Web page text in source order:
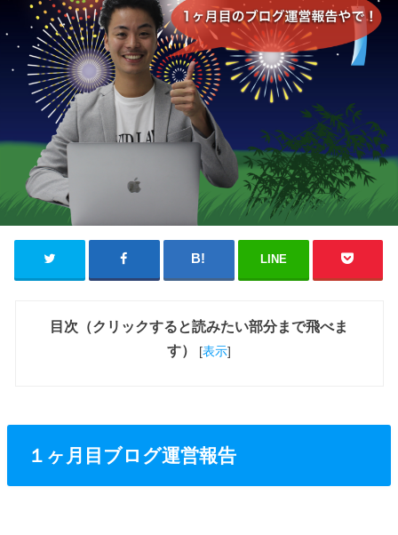
LINE
目次（クリックすると読みたい部分まで飛べま
す）
[表示]
１ヶ月目ブログ運営報告